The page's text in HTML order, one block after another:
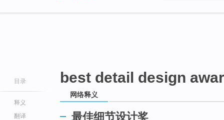
目录
释义
翻译
best detail design
网络释义
最佳细节设计奖